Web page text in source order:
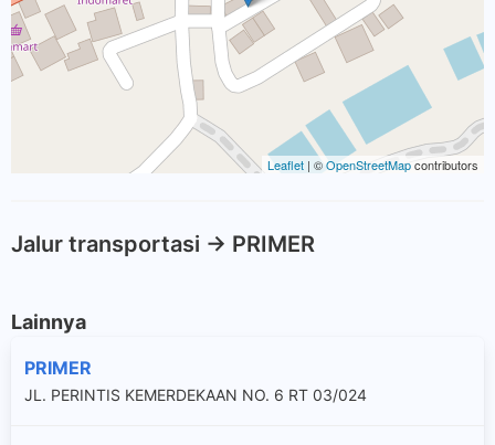
Leaflet | ©OpenStreetMapcontributors
Jalur transportasi -> PRIMER
Lainnya
PRIMER
JL. PERINTIS KEMERDEKAAN NO. 6 RT 03/024